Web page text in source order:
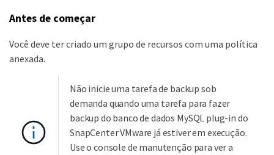
Antes de começar
Você deve ter criado um grupo de recursos com uma política
anexada.
Não inicie uma tarefa de backup sob
demanda quando uma tarefa para fazer
backup do banco de dados MySQL plug-in do
SnapCenter VMware já estiver em execução.
Use o console de manutenção para ver a